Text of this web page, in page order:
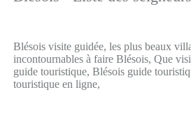
Blésois visite guidée, les plus beaux
incontournables à faire Blésois, Que
guide touristique, Blésois guide
touristique en ligne,